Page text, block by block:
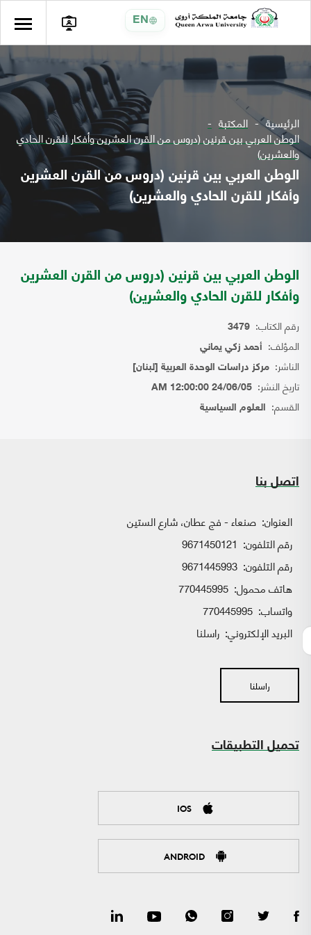
EN
الرئيسية المكتبة
الوطن العربي بين قرنين (دروس من القرن العشرين وأفكار للقرن الحادي
والعشرين)
الوطن العربي بين قرنين (دروس من القرن العشرين
وأفكار للقرن الحادي والعشرين)
الوطن العربي بين قرنين (دروس من القرن العشرين
وأفكار للقرن الحادي والعشرين)
رقم الكتاب: 3479
المؤلف: أحمد زكي يماني
الناشر: مركز دراسات الوحدة العربية [لبنان]
تاريخ النشر: 24/06/05 12:00:00 AM
القسم: العلوم السياسية
اتصل بنا
العنوان: صنعاء - فج عطان، شارع الستين
رقم التلفون: 9671450121
رقم التلفون: 9671445993
هاتف محمول: 770445995
واتساب:
البريد الإلكتروني: راسلنا
راسلنا
تحميل التطبيقات
IOS
ANDROID